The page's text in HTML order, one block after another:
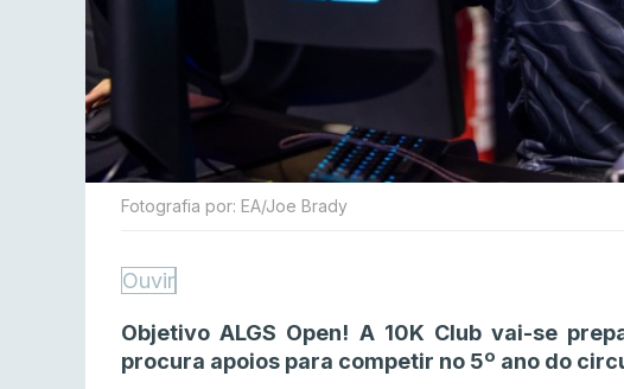
Fotografia por: EA/Joe Brady
Ouvir
Objetivo ALGS Open! A 10K Club vai-se
procura apoios para competir no 5º ano do